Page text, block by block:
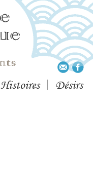
Histoires Désirs